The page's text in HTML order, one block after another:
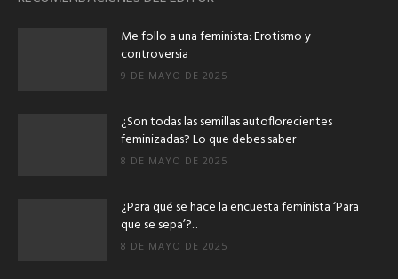
Me follo a una feminista: Erotismo y
controversia
9 DE MAYO DE 2025
¿Son todas las semillas autoflorecientes
feminizadas? Lo que debes saber
8 DE MAYO DE 2025
¿Para qué se hace la encuesta feminista ‘Para
que se sepa’?...
8 DE MAYO DE 2025